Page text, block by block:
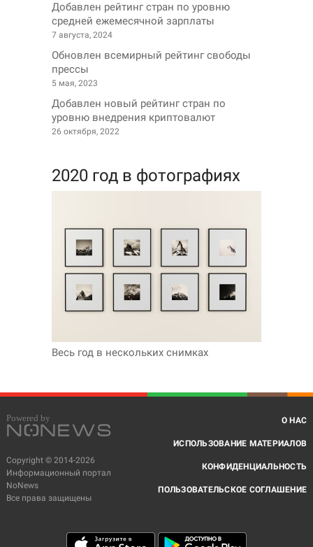
Добавлен рейтинг стран по уровню
средней ежемесячной зарплаты
7 августа, 2024
Обновлен всемирный рейтинг свободы
прессы
5 мая, 2023
Добавлен новый рейтинг стран по
уровню внедрения криптовалют
26 октября, 2022
2020 год в фотографиях
Весь год в нескольких снимках
Copyright © 2014-2026
Информационный портал
NoNews
Все права защищены
О НАС
ИСПОЛЬЗОВАНИЕ МАТЕРИАЛОВ
КОНФИДЕНЦИАЛЬНОСТЬ
ПОЛЬЗОВАТЕЛЬСКОЕ СОГЛАШЕНИЕ